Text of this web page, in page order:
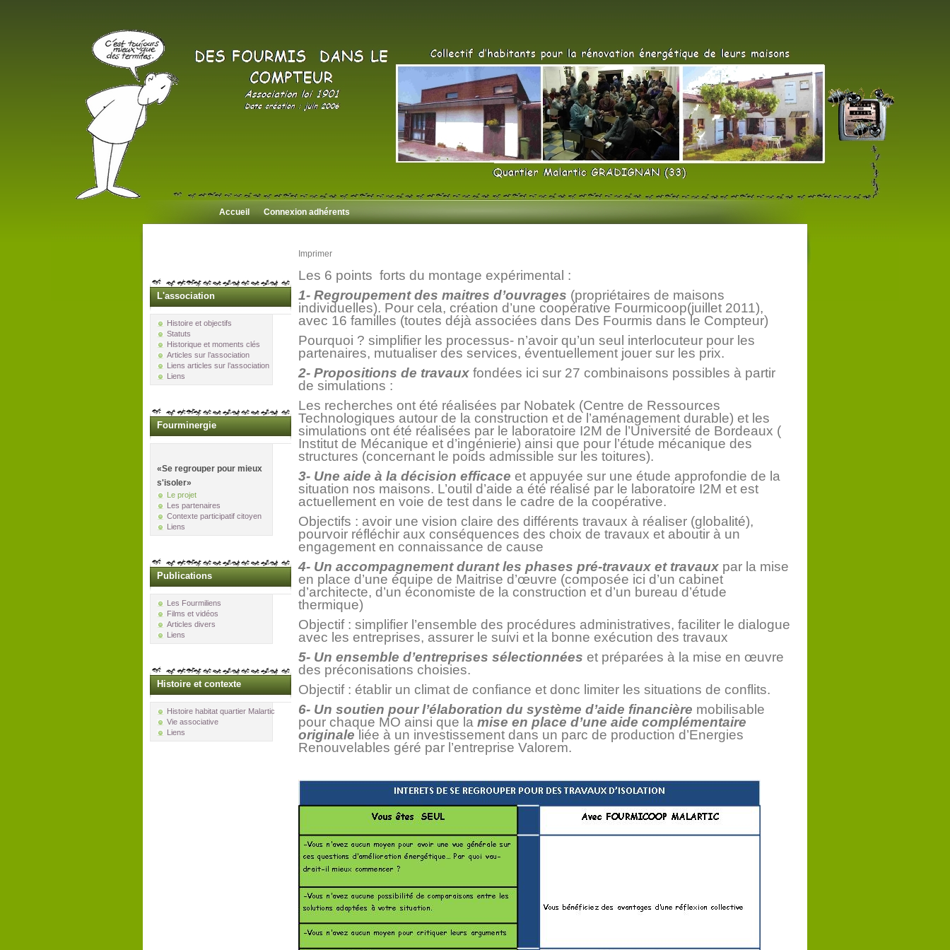
Accueil Connexion adhérents
L'association
Histoire et objectifs
Statuts
Historique et moments clés
Articles sur l’association
Liens articles sur l’association
Liens
Fourminergie
«Se regrouper pour mieux
s'isoler»
Le projet
Les partenaires
Contexte participatif citoyen
Liens
Publications
Les Fourmiliens
Films et vidéos
Articles divers
Liens
Histoire et contexte
Histoire habitat quartier Malartic
Vie associative
Liens
Imprimer
Les 6 points forts du montage expérimental :
1- Regroupement des maitres d’ouvrages (propriétaires de maisons
individuelles). Pour cela, création d’une coopérative Fourmicoop(juillet 2011),
avec 16 familles (toutes déjà associées dans Des Fourmis dans le Compteur)
Pourquoi ? simplifier les processus- n’avoir qu’un seul interlocuteur pour les
partenaires, mutualiser des services, éventuellement jouer sur les prix.
2- Propositions de travaux fondées ici sur 27 combinaisons possibles à partir
de simulations :
Les recherches ont été réalisées par Nobatek (Centre de Ressources
Technologiques autour de la construction et de l’aménagement durable) et les
simulations ont été réalisées par le laboratoire I2M de l’Université de Bordeaux (
Institut de Mécanique et d’ingénierie) ainsi que pour l’étude mécanique des
structures (concernant le poids admissible sur les toitures).
3- Une aide à la décision efficace et appuyée sur une étude approfondie de la
situation nos maisons. L’outil d’aide a été réalisé par le laboratoire I2M et est
actuellement en voie de test dans le cadre de la coopérative.
Objectifs : avoir une vision claire des différents travaux à réaliser (globalité),
pourvoir réfléchir aux conséquences des choix de travaux et aboutir à un
engagement en connaissance de cause
4- Un accompagnement durant les phases pré-travaux et travaux par la mise
en place d’une équipe de Maitrise d’œuvre (composée ici d’un cabinet
d’architecte, d’un économiste de la construction et d’un bureau d’étude
thermique)
Objectif : simplifier l’ensemble des procédures administratives, faciliter le dialogue
avec les entreprises, assurer le suivi et la bonne exécution des travaux
5- Un ensemble d’entreprises sélectionnées et préparées à la mise en œuvre
des préconisations choisies.
Objectif : établir un climat de confiance et donc limiter les situations de conflits.
6- Un soutien pour l’élaboration du système d’aide financière mobilisable
pour chaque MO ainsi que la mise en place d’une aide complémentaire
originale liée à un investissement dans un parc de production d’Energies
Renouvelables géré par l’entreprise Valorem.